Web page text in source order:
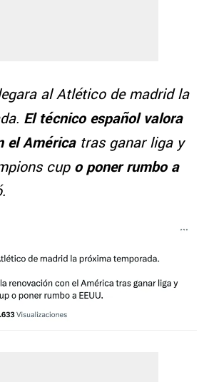
al Atlético de madrid la
El técnico español valora
el Américatras ganar liga y
cup o poner rumbo a